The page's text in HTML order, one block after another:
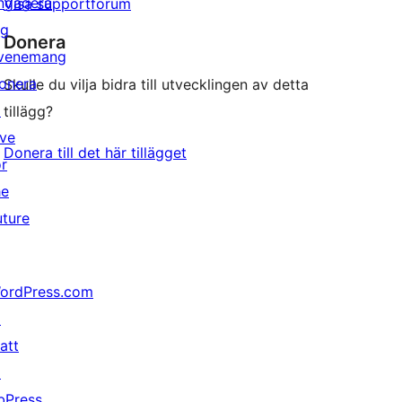
Visa supportforum
Donera
Skulle du vilja bidra till utvecklingen av detta
tillägg?
Donera till det här tillägget